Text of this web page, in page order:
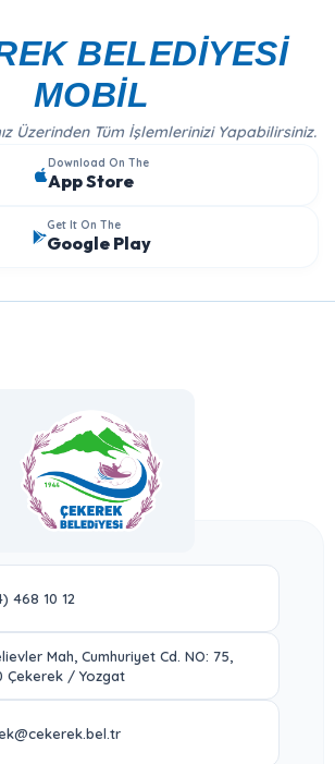
BELEDİYESİ
MOBİL
Üzerinden Tüm İşlemlerinizi Yapabilirsiniz.
Download On The
App Store
Get It On The
Google Play
468 10 12
Mah, Cumhuriyet Cd. NO: 75,
Çekerek / Yozgat